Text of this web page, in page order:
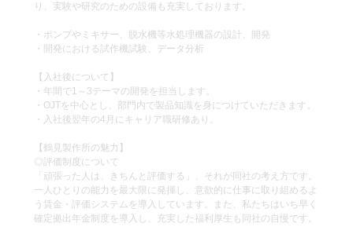
り、実験や研究のための設備も充実しております。
・ポンプやミキサー、脱水機等水処理機器の設計、開発
・開発における試作機試験、データ分析
【入社後について】
・年間で1～3テーマの開発を担当します。
・OJTを中心とし、部門内で製品知識を身につけていただきます。
・入社後翌年の4月にキャリア職研修あり。
【鶴見製作所の魅力】
◎評価制度について
「頑張った人は、きちんと評価する」、それが同社の考え方です。
一人ひとりの能力を最大限に発揮し、意欲的に仕事に取り組めるよ
う賃金・評価システムを導入しています。また、私たちはいち早く
確定拠出年金制度を導入し、充実した福利厚生も同社の自慢です。